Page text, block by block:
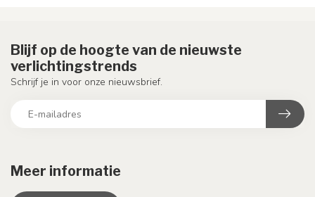
Meer informatie
Blijf op de hoogte van de nieuwste
verlichtingstrends
Schrijf je in voor onze nieuwsbrief.